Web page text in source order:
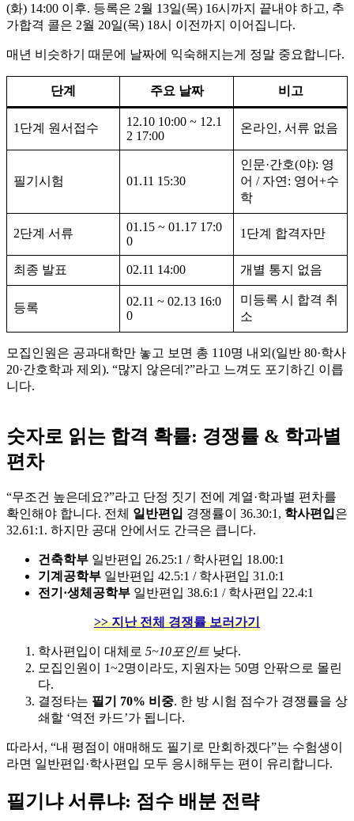
(화) 14:00 이후. 등록은 2월 13일(목) 16시까지 끝내야 하고, 추
가합격 콜은 2월 20일(목) 18시 이전까지 이어집니다.
매년 비슷하기 때문에 날짜에 익숙해지는게 정말 중요합니다.
단계 주요 날짜 비고
1단계 원서접수
12.10 10:00 ~ 12.1
2 17:00
온라인, 서류 없음
필기시험 01.11 15:30
인문·간호(야): 영
어 / 자연: 영어+수
학
2단계 서류
01.15 ~ 01.17 17:0
0
1단계 합격자만
최종 발표 02.11 14:00 개별 통지 없음
등록
02.11 ~ 02.13 16:0
0
미등록 시 합격 취
소
모집인원은 공과대학만 놓고 보면 총 110명 내외(일반 80·학사
20·간호학과 제외). “많지 않은데?”라고 느껴도 포기하긴 이릅
니다.
숫자로 읽는 합격 확률: 경쟁률 & 학과별
편차
“무조건 높은데요?”라고 단정 짓기 전에 계열·학과별 편차를
확인해야 합니다. 전체 일반편입 경쟁률이 36.30:1, 학사편입은
32.61:1. 하지만 공대 안에서도 간극은 큽니다.
건축학부 일반편입 26.25:1 / 학사편입 18.00:1
기계공학부 일반편입 42.5:1 / 학사편입 31.0:1
전기·생체공학부 일반편입 38.6:1 / 학사편입 22.4:1
>> 지난 전체 경쟁률 보러가기
학사편입이 대체로 5~10포인트 낮다.
모집인원이 1~2명이라도, 지원자는 50명 안팎으로 몰린
다.
결정타는 필기 70% 비중. 한 방 시험 점수가 경쟁률을 상
쇄할 ‘역전 카드’가 됩니다.
따라서, “내 평점이 애매해도 필기로 만회하겠다”는 수험생이
라면 일반편입·학사편입 모두 응시해두는 편이 유리합니다.
필기냐 서류냐: 점수 배분 전략